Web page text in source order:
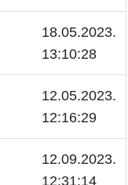
18.05.2023.
13:10:28
12.05.2023.
12:16:29
12.09.2023.
12:31:14